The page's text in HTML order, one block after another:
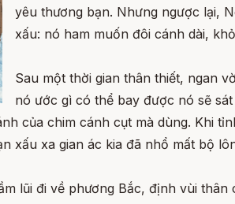
yêu thương bạn. Nhưng ngược lại,
xấu: nó ham muốn đôi cánh dài,
Sau một thời gian thân thiết, ngan
nó ước gì có thể bay được nó sẽ
của chim cánh cụt mà dùng. Khi
xấu xa gian ác kia đã nhổ mất bộ
lũi đi về phương Bắc, định vùi